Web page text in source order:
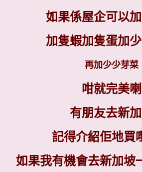
如果係屋企可以
加隻蝦加隻蛋加
再加少少芽菜
咁就完美喇
有朋友去新
記得介紹佢地買
如果我有機會去新加坡